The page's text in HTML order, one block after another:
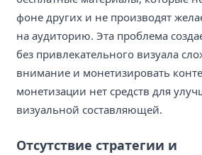
фоне других и не производят
на аудиторию. Эта проблема
без привлекательного визуала
внимание и монетизировать
монетизации нет средств для
визуальной составляющей.
Отсутствие стратегии и